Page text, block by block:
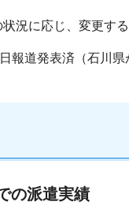
状況に応じ、変更する
報道発表済（石川
の派遣実績